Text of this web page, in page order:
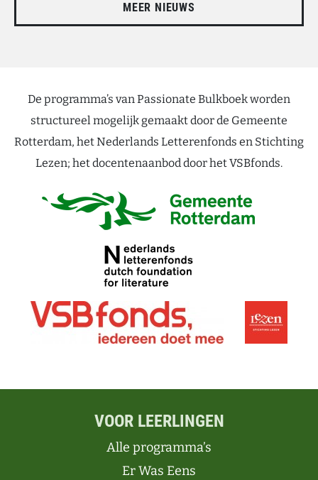
MEER NIEUWS
De programma’s van Passionate Bulkboek worden
structureel mogelijk gemaakt door de Gemeente
Rotterdam, het Nederlands Letterenfonds en Stichting
Lezen; het docentenaanbod door het VSBfonds.
VOOR LEERLINGEN
Alle programma’s
Er Was Eens